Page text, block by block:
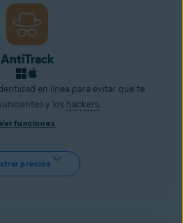
AntiTrack
en línea para evitar que te
y los hackers.
funciones
precios